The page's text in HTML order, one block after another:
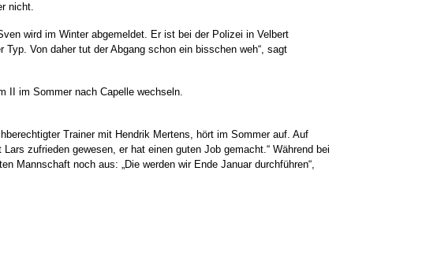
nicht.
wird im Winter abgemeldet. Er ist bei der Polizei in Velbert
Von daher tut der Abgang schon ein bisschen weh“, sagt
II im Sommer nach Capelle wechseln.
Trainer mit Hendrik Mertens, hört im Sommer auf. Auf
zufrieden gewesen, er hat einen guten Job gemacht.“ Während bei
Mannschaft noch aus: „Die werden wir Ende Januar durchführen“,